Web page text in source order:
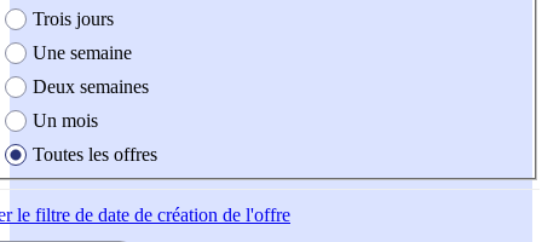
Trois jours
Une semaine
Deux semaines
Un mois
Toutes les offres
le filtre de date de création de l'offre